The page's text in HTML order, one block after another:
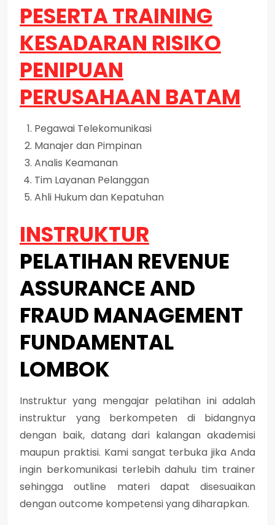
PESERTA TRAINING
KESADARAN RISIKO
PENIPUAN
PERUSAHAAN BATAM
Pegawai Telekomunikasi
Manajer dan Pimpinan
Analis Keamanan
Tim Layanan Pelanggan
Ahli Hukum dan Kepatuhan
INSTRUKTUR
PELATIHAN REVENUE
ASSURANCE AND
FRAUD MANAGEMENT
FUNDAMENTAL
LOMBOK
Instruktur yang mengajar pelatihan ini adalah
instruktur yang berkompeten di bidangnya
dengan baik, datang dari kalangan akademisi
maupun praktisi. Kami sangat terbuka jika Anda
ingin berkomunikasi terlebih dahulu tim trainer
sehingga outline materi dapat disesuaikan
dengan outcome kompetensi yang diharapkan.